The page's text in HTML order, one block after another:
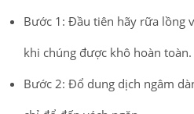
Bước 1: Đầu tiên hãy rữa lồng
khi chúng được khô hoàn toàn.
Bước 2: Đổ dung dịch ngâm